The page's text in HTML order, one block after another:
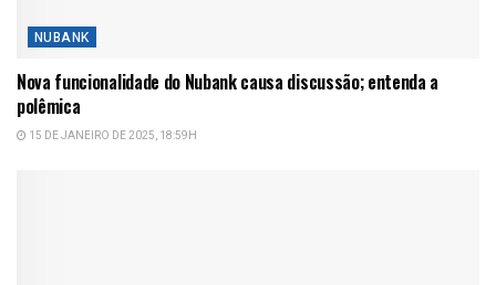
NUBANK
Nova funcionalidade do Nubank causa discussão; entenda a
polêmica
15 DE JANEIRO DE 2025, 18:59H